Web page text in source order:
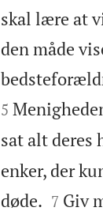
skal lære at
den måde
5
sat alt deres
enker, der
døde.
7 Giv